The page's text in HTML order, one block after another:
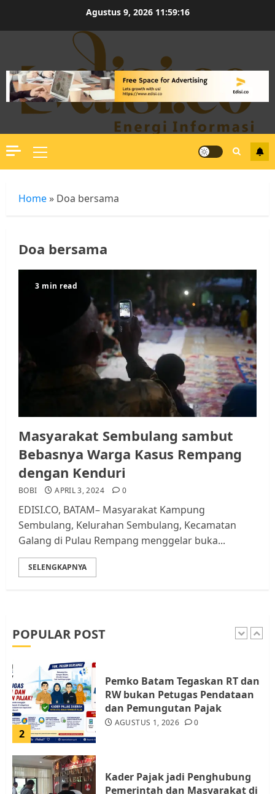
Agustus 9, 2026 11:59:17
Primary
Menu
Home » Doa bersama
Doa bersama
3 min read
Masyarakat Sembulang sambut
Bebasnya Warga Kasus Rempang
dengan Kenduri
BOBI APRIL 3, 2024 0
EDISI.CO, BATAM– Masyarakat Kampung
Sembulang, Kelurahan Sembulang, Kecamatan
Galang di Pulau Rempang menggelar buka...
SELENGKAPNYA
POPULAR POST
3
Kader Pajak jadi Penghubung
Pemerintah dan Masyarakat di
Lingkungan RT/RW
AGUSTUS 1, 2026 0
Datangi Pemko Batam, Warga
Rempang Protes Lahan Mereka
Diambil untuk Sekolah Rakyat
JULI 21, 2026 0
5
Warga Rempang Ajukan
Batam, Soroti Aktivitas yang
Resahkan Warga
JULI 17, 2026 0
1
2
Pemko Batam Tegaskan RT dan
RW bukan Petugas Pendataan
dan Pemungutan Pajak
AGUSTUS 1, 2026 0
Kader Pajak jadi Penghubung
Pemerintah dan Masyarakat di